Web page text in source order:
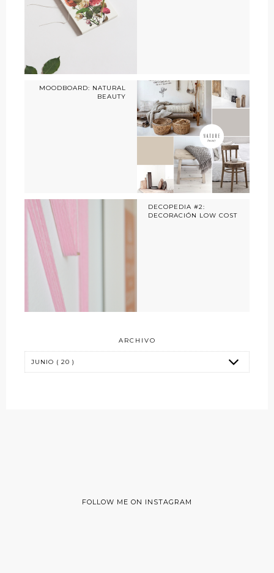
MOODBOARD: NATURAL
BEAUTY
DECOPEDIA #2:
DECORACIÓN LOW COST
ARCHIVO
FOLLOW ME ON INSTAGRAM